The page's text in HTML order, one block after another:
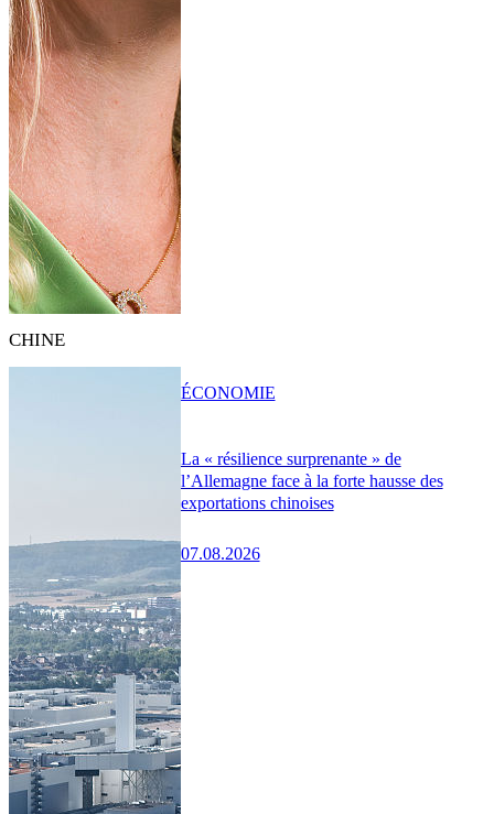
CHINE
La « résilience surprenante » de
l’Allemagne face à la forte hausse des
exportations chinoises
07.08.2026
ÉCONOMIE